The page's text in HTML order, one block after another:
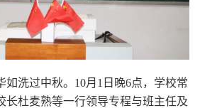
如洗过中秋。10月1日晚6点，学校常
长杜麦熟等一行领导专程与班主任及